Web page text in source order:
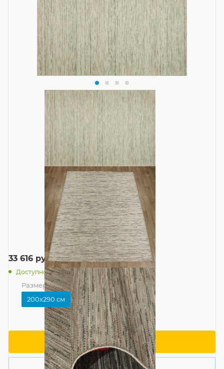
33 616 руб./шт
Доступно: 3
Размер — 200x290 см
200x290 см
В корзину
Купить в 1 клик